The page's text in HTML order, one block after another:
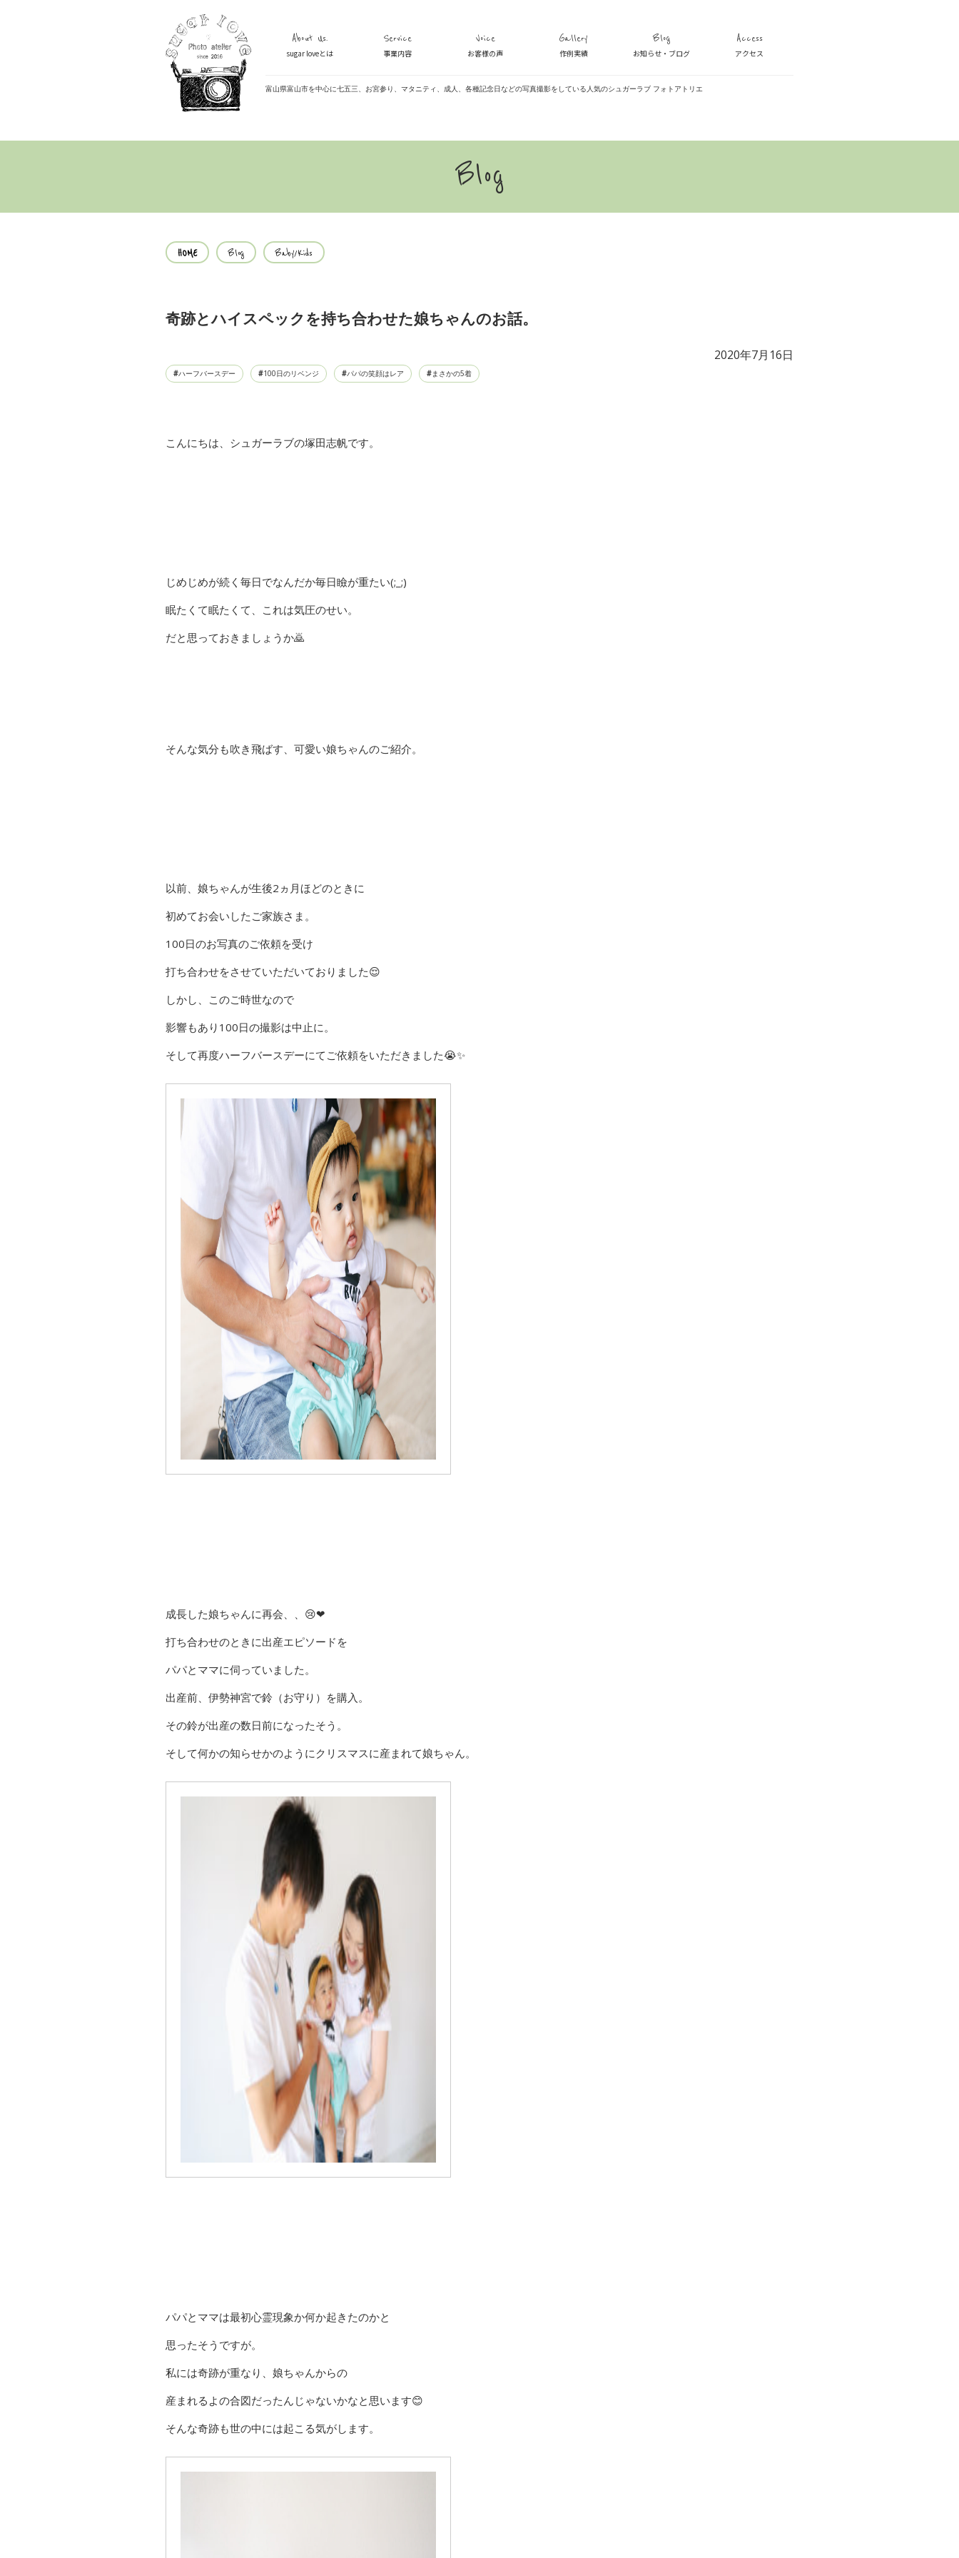
About Us.
sugar loveとは
Service
事業内容
Voice
お客様の声
Gallery
作例実績
Blog
お知らせ・ブログ
Access
アクセス
富山県富山市を中心に七五三、お宮参り、マタニティ、成人、各種記念日などの写真撮影をしている人気のシュガーラブ フォトアトリエ
Blog
HOME Blog Baby/Kids
奇跡とハイスペックを持ち合わせた娘ちゃんのお話。
2020年7月16日
ハーフバースデー 100日のリベンジ パパの笑顔はレア まさかの5着
こんにちは、シュガーラブの塚田志帆です。
じめじめが続く毎日でなんだか毎日瞼が重たい(;_;)
眠たくて眠たくて、これは気圧のせい。
だと思っておきましょうか🙇
そんな気分も吹き飛ばす、可愛い娘ちゃんのご紹介。
以前、娘ちゃんが生後2ヵ月ほどのときに
初めてお会いしたご家族さま。
100日のお写真のご依頼を受け
打ち合わせをさせていただいておりました😌
しかし、このご時世なので
影響もあり100日の撮影は中止に。
そして再度ハーフバースデーにてご依頼をいただきました😭✨
成長した娘ちゃんに再会、、😢❤
打ち合わせのときに出産エピソードを
パパとママに伺っていました。
出産前、伊勢神宮で鈴（お守り）を購入。
その鈴が出産の数日前になったそう。
そして何かの知らせかのようにクリスマスに産まれて娘ちゃん。
パパとママは最初心霊現象か何か起きたのかと
思ったそうですが。
私には奇跡が重なり、娘ちゃんからの
産まれるよの合図だったんじゃないかなと思います😊
そんな奇跡も世の中には起こる気がします。